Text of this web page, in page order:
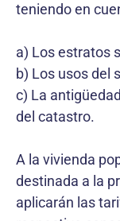
teniendo en
a) Los estratos
b) Los usos del
c) La
del catastro.
A la vivienda
destinada a la
aplicarán las